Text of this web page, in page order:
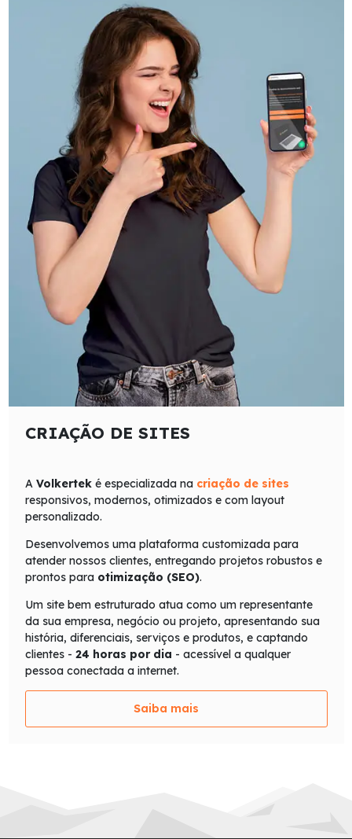
CRIAÇÃO DE SITES
A Volkerteké especializada na criação de sites
responsivos, modernos, otimizados e com layout
personalizado.
Desenvolvemos uma plataforma customizada para
atender nossos clientes, entregando projetos robustos e
prontos para otimização (SEO).
Um site bem estruturado atua como um representante
da sua empresa, negócio ou projeto, apresentando sua
história, diferenciais, serviços e produtos, e captando
clientes - 24 horas por dia - acessível a qualquer
pessoa conectada a internet.
Saiba mais